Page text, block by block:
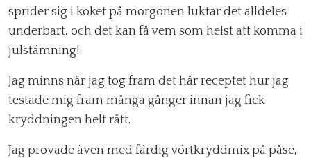
sprider sig i köket på morgonen luktar det alldeles
underbart, och det kan få vem som helst att komma i
julstämning!
Jag minns när jag tog fram det här receptet hur jag
testade mig fram många gånger innan jag fick
kryddningen helt rätt.
Jag provade även med färdig vörtkryddmix på påse,